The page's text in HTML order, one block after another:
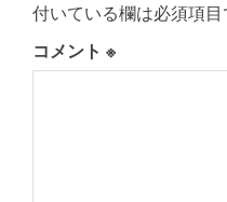
付いている欄は必須項目
コメント ※